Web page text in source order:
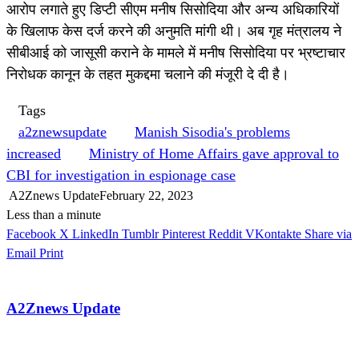
आरोप लगाते हुए डिप्टी सीएम मनीष सिसोदिया और अन्य अधिकारियों
के खिलाफ केस दर्ज करने की अनुमति मांगी थी। अब गृह मंत्रालय ने
सीबीआई को जासूसी कराने के मामले में मनीष सिसोदिया पर भ्रष्टाचार
निरोधक कानून के तहत मुकद्दमा चलाने की मंजूरी दे दी है।
Tags
a2znewsupdate
Manish Sisodia's problems
increased
Ministry of Home Affairs gave approval to
CBI for investigation in espionage case
A2Znews UpdateFebruary 22, 2023
Less than a minute
Facebook X LinkedIn Tumblr Pinterest Reddit VKontakte Share via
Email Print
A2Znews Update